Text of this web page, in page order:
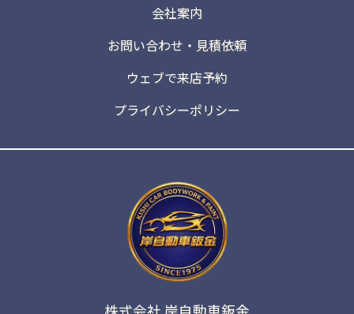
会社案内
お問い合わせ・見積依頼
ウェブで来店予約
プライバシーポリシー